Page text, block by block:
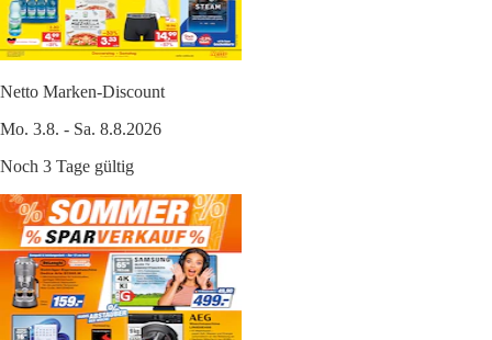
Netto Marken-Discount
Mo. 3.8. - Sa. 8.8.2026
Noch 3 Tage gültig